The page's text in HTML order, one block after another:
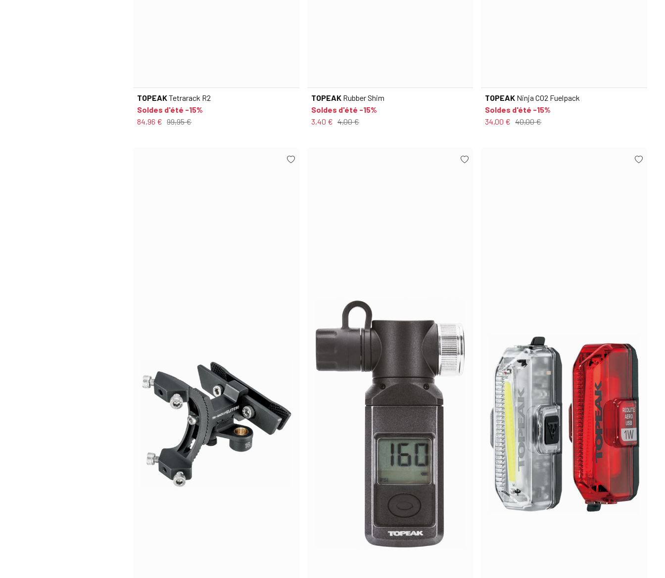
TOPEAKTetrarack R2
Soldes d'été -15%
84,96 € 99,95 €
TOPEAKRubber Shim
Soldes d'été -15%
3,40 € 4,00 €
TOPEAK Ninja CO2 Fuelpack
Soldes d'été -15%
34,00 € 40,00 €